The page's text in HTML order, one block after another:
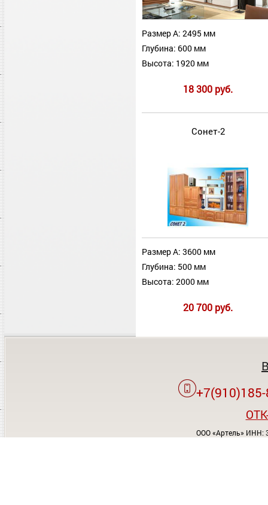
Размер А: 2495 мм
Глубина: 600 мм
Высота: 1920 мм
18 300 руб.
Сонет-2
Размер А: 3600 мм
Глубина: 500 мм
Высота: 2000 мм
20 700 руб.
ООО «Артель» ИНН: